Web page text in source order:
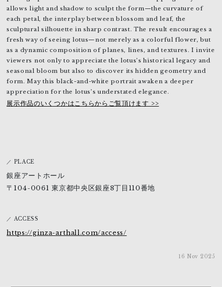
allows light and shadow to sculpt the form—the curvature of
each petal, the interplay between blossom and leaf, the
sculptural silhouette in sharp contrast. The result encourages a
fresh way of seeing lotus—not merely as a colorful flower, but
as a dynamic composition of planes, lines, and textures. I invite
viewers not only to appreciate the lotus’s historical legacy and
seasonal bloom but also to discover its hidden geometry and
form. May this black-and-white portrait awaken a deeper
appreciation for the lotus’s understated elegance.
展示作品のいくつかはこちらからご覧頂けます >>
／ PLACE
銀座アートホール
〒104-0061 東京都中央区銀座8丁目110番地
／ ACCESS
https://ginza-arthall.com/access/
16 Nov 2025